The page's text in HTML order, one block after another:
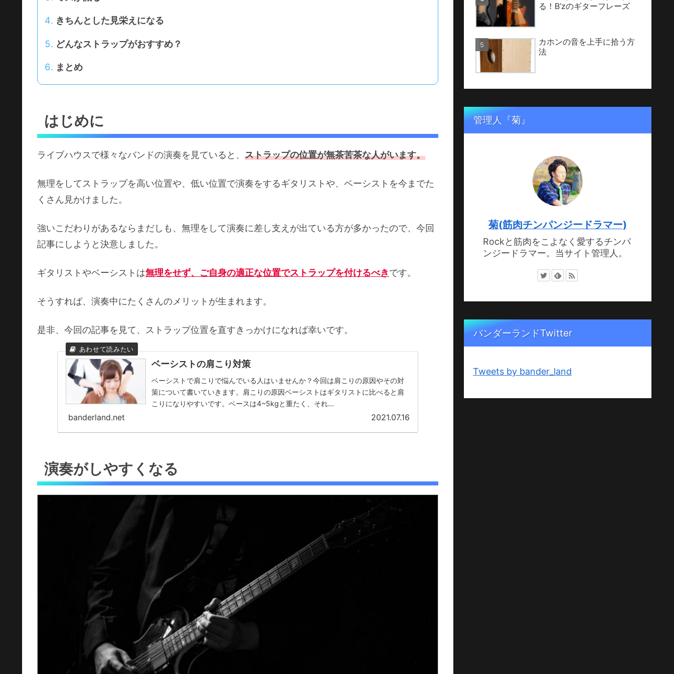
きちんとした見栄えになる
どんなストラップがおすすめ？
まとめ
はじめに
ライブハウスで様々なバンドの演奏を見ていると、 ストラップの位置が無茶苦茶な人がいます。
無理をしてストラップを高い位置や、低い位置で演奏をするギタリストや、ベーシストを今までた
くさん見かけました。
強いこだわりがあるならまだしも、無理をして演奏に差し支えが出ている方が多かったので、今回
記事にしようと決意しました。
ギタリストやベーシストは無理をせず、ご自身の適正な位置でストラップを付けるべきです。
そうすれば、演奏中にたくさんのメリットが生まれます。
是非、今回の記事を見て、ストラップ位置を直すきっかけになれば幸いです。
ベーシストの肩こり対策
ベーシストで肩こりで悩んでいる人はいませんか？今回は肩こりの原因やその対
策について書いていきます。肩こりの原因ベーシストはギタリストに比べると肩
こりになりやすいです。ベースは4~5kgと重たく、それ...
banderland.net 2021.07.16
演奏がしやすくなる
る！B’zのギターフレーズ
カホンの音を上手に拾う方
法
管理人『菊』
菊(筋肉チンパンジードラマー)
Rockと筋肉をこよなく愛するチンパ
ンジードラマー。当サイト管理人。
バンダーランドTwitter
Tweets by bander_land